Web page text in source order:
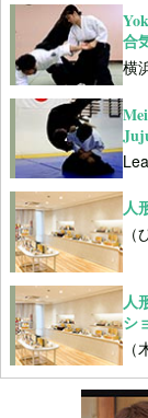
合
横
人
人
シ